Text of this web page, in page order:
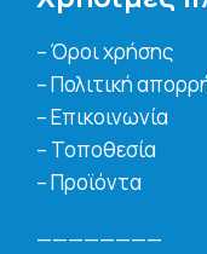
– Όροι χρήσης
– Πολιτική
– Επικοινωνία
– Τοποθεσία
– Προϊόντα
————————